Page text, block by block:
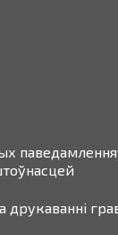
друкаванні